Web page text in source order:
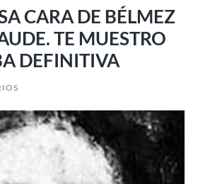
CARA DE BÉLMEZ
TE MUESTRO
DEFINITIVA